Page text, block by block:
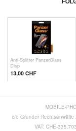
Anti-Splitter PanzerGlass
Disp
13,00 CHF
MOBILE-
c/o Grunder Rechtsanwälte
VAT: CHE-